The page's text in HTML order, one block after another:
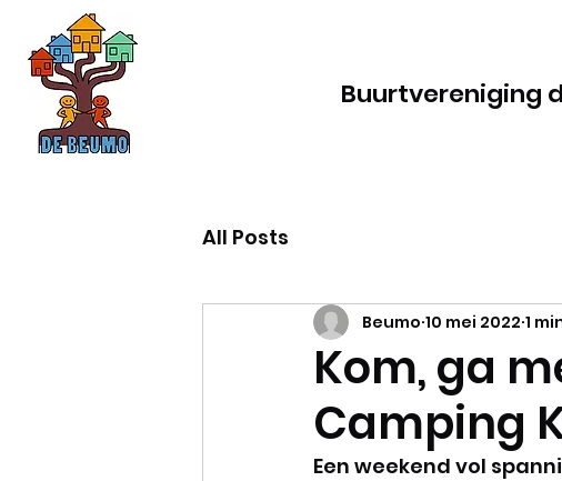
Buurtvereniging
All Posts
Kom, ga
Camping
Beumo 10 mei 2022 1
Een weekend vol